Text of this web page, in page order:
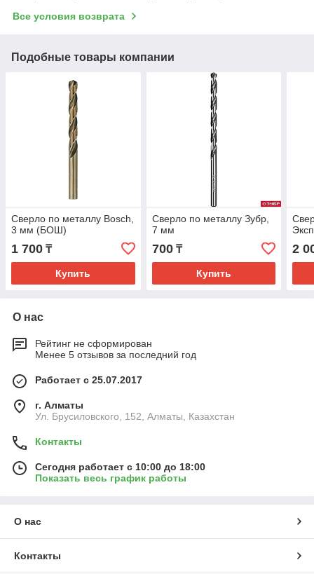
Все условия возврата
Подобные товары компании
Сверло по металлу Bosch,
3 мм (БОШ)
1 700 ₸
Купить
Сверло по металлу Зубр,
7 мм
700₸
Купить
2
О нас
Рейтинг не сформирован
Менее 5 отзывов за последний год
Работает с 25.07.2017
г. Алматы
Ул. Брусиловского, 152, Алматы, Казахстан
Контакты
Сегодня работает с 10:00 до 18:00
Показать весь график работы
О нас
Контакты